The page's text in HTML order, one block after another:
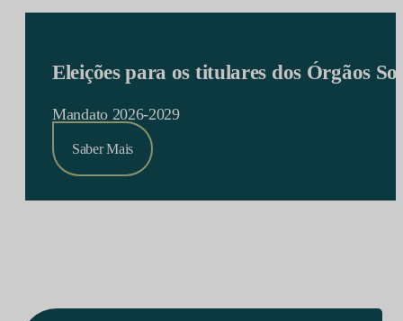
Eleições para os titulares dos Órgãos
Mandato 2026-2029
Saber Mais